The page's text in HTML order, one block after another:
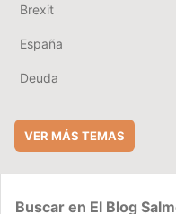
Brexit
España
Deuda
VER MÁS TEMAS